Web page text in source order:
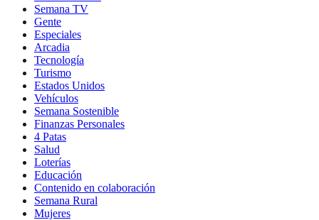
Semana TV
Gente
Especiales
Arcadia
Tecnología
Turismo
Estados Unidos
Vehículos
Semana Sostenible
Finanzas Personales
4 Patas
Salud
Loterías
Educación
Contenido en colaboración
Semana Rural
Mujeres